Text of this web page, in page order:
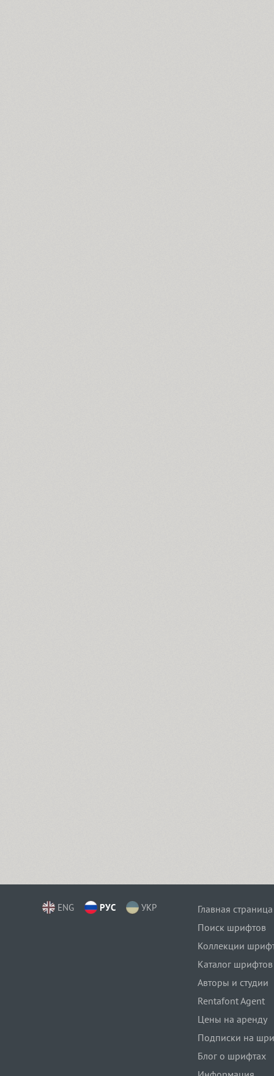
ENG РУС УКР
Главная страница
Поиск шрифтов
Коллекции
Каталог шрифтов
Авторы и студии
Rentafont Agent
Цены на аренду
Подписки на
Блог о шрифтах